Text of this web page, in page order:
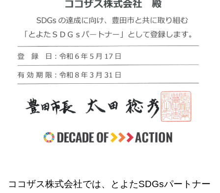
ココザス株式会社では、とよたSDGsパートナー